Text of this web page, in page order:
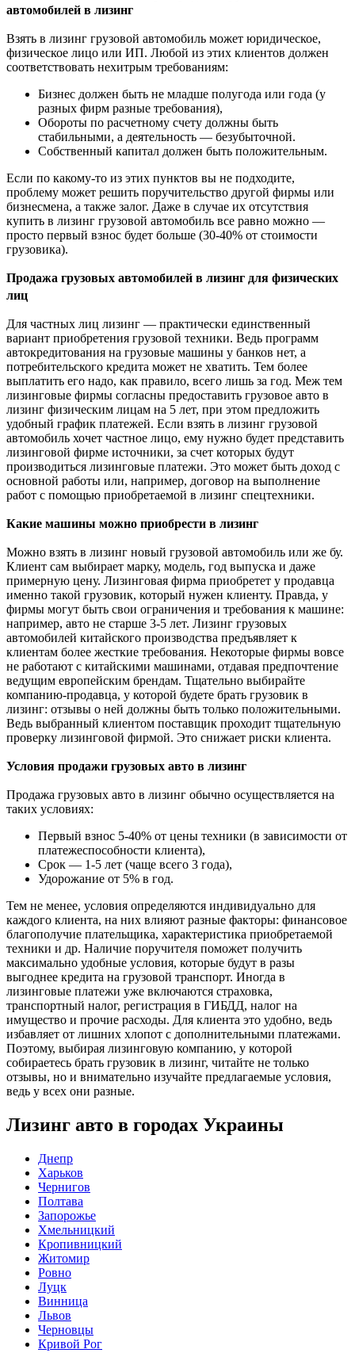
автомобилей в лизинг
Взять в лизинг грузовой автомобиль может юридическое,
физическое лицо или ИП. Любой из этих клиентов должен
соответствовать нехитрым требованиям:
Бизнес должен быть не младше полугода или года (у
разных фирм разные требования),
Обороты по расчетному счету должны быть
стабильными, а деятельность — безубыточной.
Собственный капитал должен быть положительным.
Если по какому-то из этих пунктов вы не подходите,
проблему может решить поручительство другой фирмы или
бизнесмена, а также залог. Даже в случае их отсутствия
купить в лизинг грузовой автомобиль все равно можно —
просто первый взнос будет больше (30-40% от стоимости
грузовика).
Продажа грузовых автомобилей в лизинг для физических
лиц
Для частных лиц лизинг — практически единственный
вариант приобретения грузовой техники. Ведь программ
автокредитования на грузовые машины у банков нет, а
потребительского кредита может не хватить. Тем более
выплатить его надо, как правило, всего лишь за год. Меж тем
лизинговые фирмы согласны предоставить грузовое авто в
лизинг физическим лицам на 5 лет, при этом предложить
удобный график платежей. Если взять в лизинг грузовой
автомобиль хочет частное лицо, ему нужно будет представить
лизинговой фирме источники, за счет которых будут
производиться лизинговые платежи. Это может быть доход с
основной работы или, например, договор на выполнение
работ с помощью приобретаемой в лизинг спецтехники.
Какие машины можно приобрести в лизинг
Можно взять в лизинг новый грузовой автомобиль или же бу.
Клиент сам выбирает марку, модель, год выпуска и даже
примерную цену. Лизинговая фирма приобретет у продавца
именно такой грузовик, который нужен клиенту. Правда, у
фирмы могут быть свои ограничения и требования к машине:
например, авто не старше 3-5 лет. Лизинг грузовых
автомобилей китайского производства предъявляет к
клиентам более жесткие требования. Некоторые фирмы вовсе
не работают с китайскими машинами, отдавая предпочтение
ведущим европейским брендам. Тщательно выбирайте
компанию-продавца, у которой будете брать грузовик в
лизинг: отзывы о ней должны быть только положительными.
Ведь выбранный клиентом поставщик проходит тщательную
проверку лизинговой фирмой. Это снижает риски клиента.
Условия продажи грузовых авто в лизинг
Продажа грузовых авто в лизинг обычно осуществляется на
таких условиях:
Первый взнос 5-40% от цены техники (в зависимости от
платежеспособности клиента),
Срок — 1-5 лет (чаще всего 3 года),
Удорожание от 5% в год.
Тем не менее, условия определяются индивидуально для
каждого клиента, на них влияют разные факторы: финансовое
благополучие плательщика, характеристика приобретаемой
техники и др. Наличие поручителя поможет получить
максимально удобные условия, которые будут в разы
выгоднее кредита на грузовой транспорт. Иногда в
лизинговые платежи уже включаются страховка,
транспортный налог, регистрация в ГИБДД, налог на
имущество и прочие расходы. Для клиента это удобно, ведь
избавляет от лишних хлопот с дополнительными платежами.
Поэтому, выбирая лизинговую компанию, у которой
собираетесь брать грузовик в лизинг, читайте не только
отзывы, но и внимательно изучайте предлагаемые условия,
ведь у всех они разные.
Лизинг авто в городах Украины
Днепр
Харьков
Чернигов
Полтава
Запорожье
Хмельницкий
Кропивницкий
Житомир
Ровно
Луцк
Винница
Львов
Черновцы
Кривой Рог